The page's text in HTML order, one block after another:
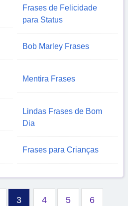
Frases de Felicidade
para Status
Bob Marley Frases
Mentira Frases
Lindas Frases de Bom
Dia
Frases para Crianças
3 4 5 6